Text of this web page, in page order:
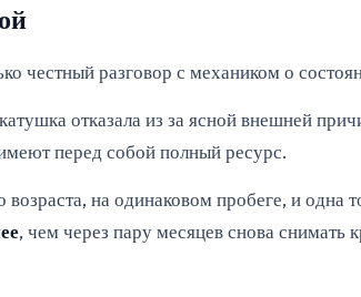
честный разговор с механиком о
отказала из за ясной внешней
перед собой полный ресурс.
на одинаковом пробеге, и одна
, чем через пару месяцев снова снимать